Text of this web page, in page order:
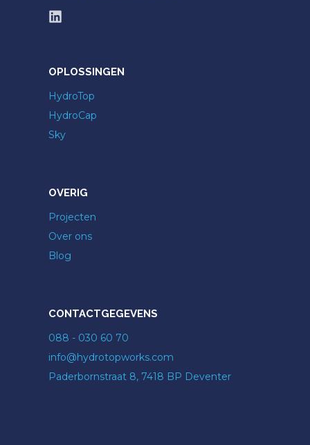
OPLOSSINGEN
HydroTop
HydroCap
Sky
OVERIG
Projecten
Over ons
Blog
CONTACTGEGEVENS
088 - 030 60 70
info@hydrotopworks.com
Paderbornstraat 8, 7418 BP Deventer